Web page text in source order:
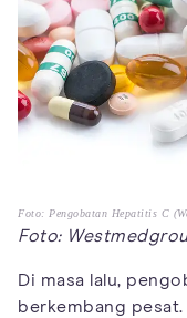
Foto: Pengobatan Hepatitis C
Foto:
Di masa lalu,
berkembang